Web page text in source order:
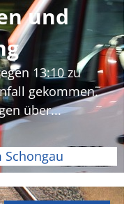
und
13:10 zu
gekommen.
über...
Schongau